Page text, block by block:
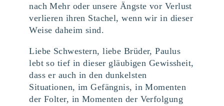
nach Mehr oder unsere Ängste vor Verlust
verlieren ihren Stachel, wenn wir in dieser
Weise daheim sind.
Liebe Schwestern, liebe Brüder, Paulus
lebt so tief in dieser gläubigen Gewissheit,
dass er auch in den dunkelsten
Situationen, im Gefängnis, in Momenten
der Folter, in Momenten der Verfolgung